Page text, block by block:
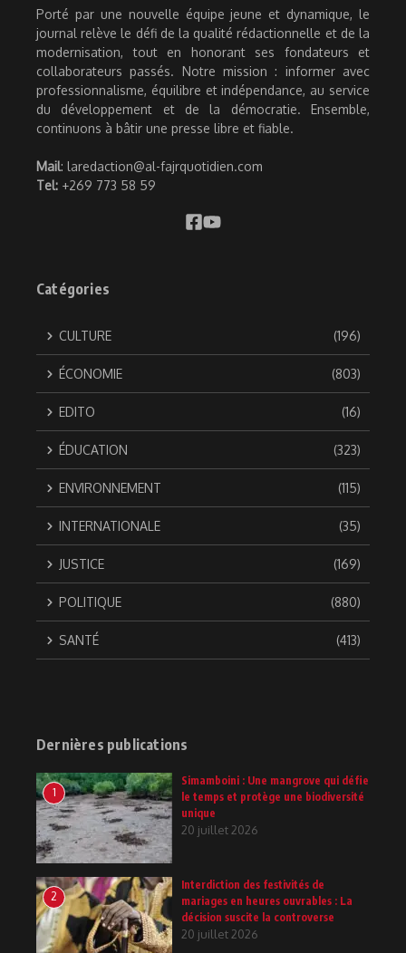
Porté par une nouvelle équipe jeune et dynamique, le
journal relève le défi de la qualité rédactionnelle et de la
modernisation, tout en honorant ses fondateurs et
collaborateurs passés. Notre mission : informer avec
professionnalisme, équilibre et indépendance, au service
du développement et de la démocratie. Ensemble,
continuons à bâtir une presse libre et fiable.
Mail: laredaction@al-fajrquotidien.com
Tel: +269 773 58 59
Catégories
CULTURE (196)
ÉCONOMIE (803)
EDITO (16)
ÉDUCATION (323)
ENVIRONNEMENT (115)
INTERNATIONALE (35)
JUSTICE (169)
POLITIQUE (880)
SANTÉ (413)
Dernières publications
1
Simamboini : Une mangrove qui défie
le temps et protège une biodiversité
unique
20 juillet 2026
2
Interdiction des festivités de
mariages en heures ouvrables : La
décision suscite la controverse
20 juillet 2026